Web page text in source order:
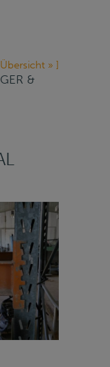
» ]
&